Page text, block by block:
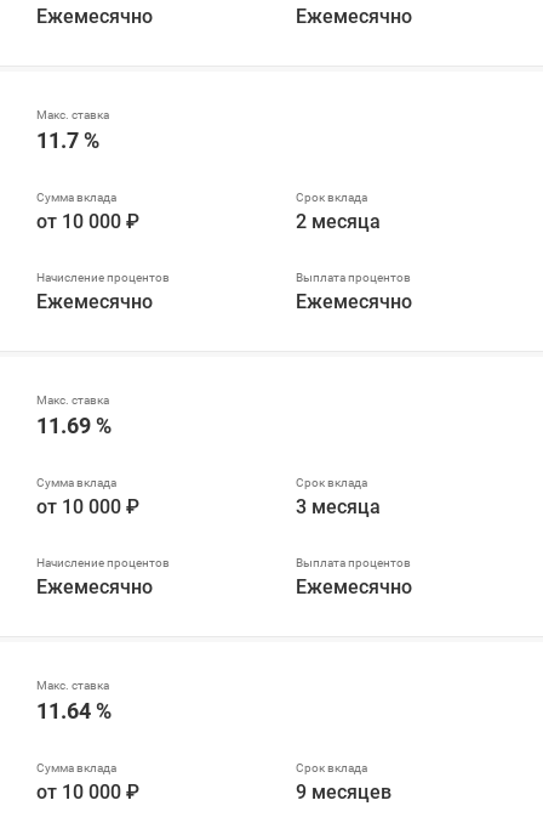
Ежемесячно Ежемесячно
11.7 %
от 10 000 ₽ 2 месяца
Ежемесячно Ежемесячно
11.69 %
от 10 000 ₽ 3 месяца
Ежемесячно Ежемесячно
11.64 %
от 10 000 ₽ 9 месяцев